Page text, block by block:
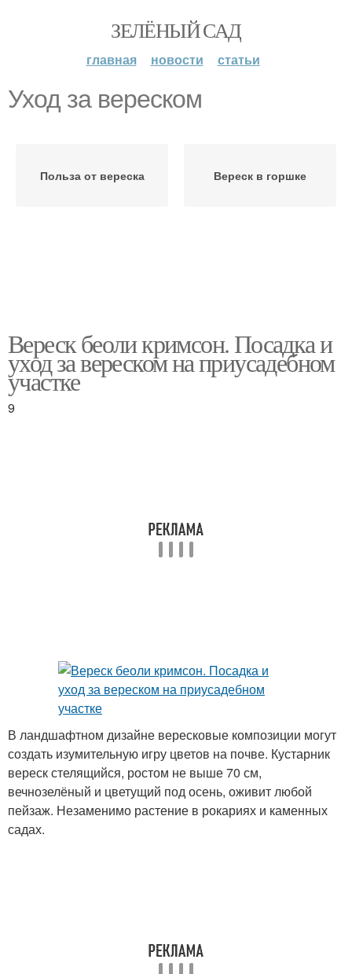
ЗЕЛЁНЫЙ САД
главная новости статьи
Уход за вереском
Польза от вереска Вереск в горшке
Вереск беоли кримсон. Посадка и
уход за вереском на приусадебном
участке
9
В ландшафтном дизайне вересковые композиции могут
создать изумительную игру цветов на почве. Кустарник
вереск стелящийся, ростом не выше 70 см,
вечнозелёный и цветущий под осень, оживит любой
пейзаж. Незаменимо растение в рокариях и каменных
садах.